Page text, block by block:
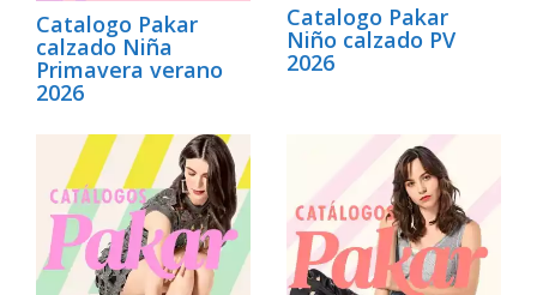
Catalogo Pakar
calzado Niña
Primavera verano
2026
Catalogo Pakar
Niño calzado PV
2026